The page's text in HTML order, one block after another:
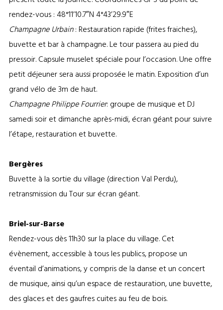
rendez-vous : 48°11’10.7″N 4°43’29.9″E
Champagne Urbain: Restauration rapide (frites fraiches),
buvette et bar à champagne. Le tour passera au pied du
pressoir. Capsule muselet spéciale pour l’occasion. Une offre
petit déjeuner sera aussi proposée le matin. Exposition d’un
grand vélo de 3m de haut.
Champagne Philippe Fourrier: groupe de musique et DJ
samedi soir et dimanche après-midi, écran géant pour suivre
l’étape, restauration et buvette.
Bergères
Buvette à la sortie du village (direction Val Perdu),
retransmission du Tour sur écran géant.
Briel-sur-Barse
Rendez-vous dès 11h30 sur la place du village. Cet
évènement, accessible à tous les publics, propose un
éventail d’animations, y compris de la danse et un concert
de musique, ainsi qu’un espace de restauration, une buvette,
des glaces et des gaufres cuites au feu de bois.